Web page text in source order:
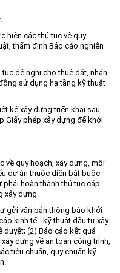
hiện các thủ tục về quy
thẩm định Báo cáo nghiên
tục đề nghị cho thuê đất, nhận
sử dụng hạ tầng kỹ thuật
kế xây dựng triển khai sau
Giấy phép xây dựng để khởi
về quy hoạch, xây dựng, môi
dự án thuộc diện bắt buộc
hoàn thành thủ tục cấp
xây dựng.
gửi văn bản thông báo khởi
kinh tế - kỹ thuật đầu tư xây
duyệt; (2) Báo cáo kết quả
dựng về an toàn công trình,
tiêu chuẩn, quy chuẩn kỹ